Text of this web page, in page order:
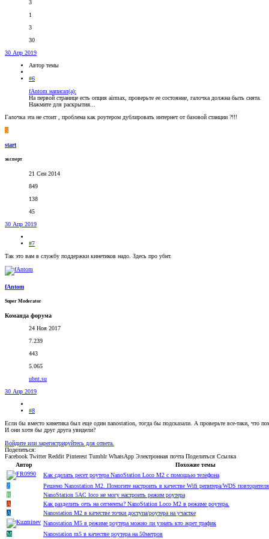
3
1
3
30
30 Апр 2019
Автор темы
#6
fAntom написал(а):
На первой странице есть опция airmax, проверьте ее состояние, галочка должна быть снята.
Нажмите для раскрытия...
Галочка эта не стоит , проблема как роутером дублировать интернет от базовой станции ?!!!
S
start
эксперт
21 Сен 2014
849
138
45
30 Апр 2019
#7
Так это вам в службу поддержки кинетиков надо. Здесь про убнт.
fAntom
Super Moderator
Команда форума
24 Ноя 2017
7.239
443
5.065
ubnt.su
30 Апр 2019
#8
Если бы вместо кинетика был еще один nanostation, тогда бы подсказали. А проверьте все-таки, что
И они хотя бы друг друга увидели?
Войдите или зарегистрируйтесь для ответа.
Поделиться:
Facebook Twitter Reddit Pinterest Tumblr WhatsApp Электронная почта Поделиться Ссылка
Автор
Похожие темы
Как сделать ресет роутера NanoStation Loco M2 с помощью телефона
Z
Решено Nanostation M2. Помогите настроить в качестве Wifi репитера/WDS
R
NanoStation 5AC loco не могу настроить режим роутера
A
Как разделить сеть на сегменты? NanoStation Loco M2 в режиме роутера.
A
Nanostation M2 в качестве точки доступа/роутера на участке
Nanostation M5 в режиме роутера можно ли узнать кто жрет трафик
M
Nanostation m5 в качестве роутера на 50метров